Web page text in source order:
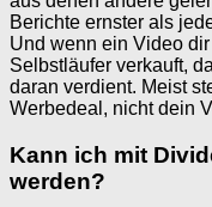
Berichte ernster als
Und wenn ein Video
Selbstläufer verkauft,
daran verdient. Meist
Werbedeal, nicht dein
Kann ich mit
werden?